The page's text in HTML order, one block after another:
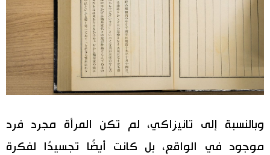
وبالنسبة إلى تانيزاكي، لم تكن المرأة مجرد فرد
موجود في الواقع، بل كانت أيضًا تجسيدًا لفكرة